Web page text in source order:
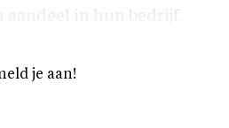
in hun bedrijf.
je aan!